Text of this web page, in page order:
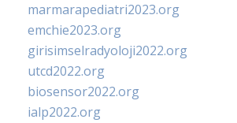
marmarapediatri2023.org
emchie2023.org
girisimselradyoloji2022.org
utcd2022.org
biosensor2022.org
ialp2022.org